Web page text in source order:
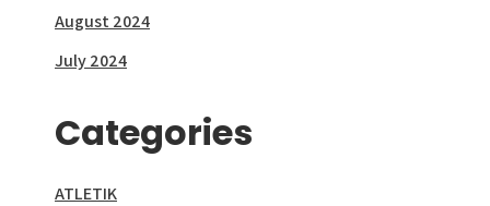
August 2024
July 2024
Categories
ATLETIK